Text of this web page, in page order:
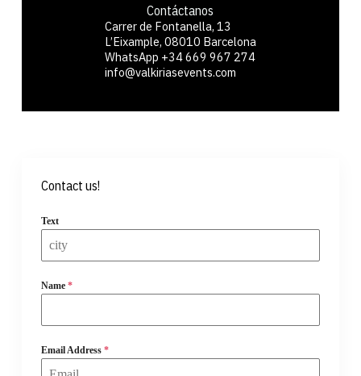
Contáctanos
Carrer de Fontanella, 13
L’Eixample, 08010 Barcelona
WhatsApp ‪+34 669 967 274
info@valkiriasevents.com
Contact us!
Text
Name *
Email Address *